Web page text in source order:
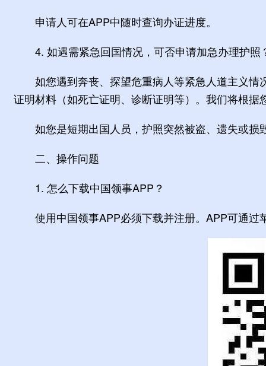
申请人可在APP中随时查询办证进度。
4. 如遇需紧急回国情况，可否申请加急办理护照
如您遇到奔丧、探望危重病人等紧急人道主义情
证明材料（如死亡证明、诊断证明等）。我们将根据
如您是短期出国人员，护照突然被盗、遗失或损
二、操作问题
1. 怎么下载中国领事APP？
使用中国领事APP必须下载并注册。APP可通过